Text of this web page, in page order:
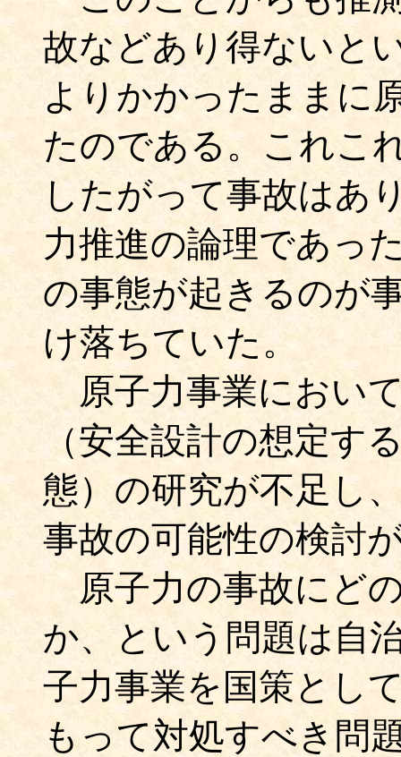
故などあり得ないと
よりかかったままに
たのである。これこ
したがって事故はあ
力推進の論理であっ
の事態が起きるのが
け落ちていた。
原子力事業におい
（安全設計の想定す
態）の研究が不足し
事故の可能性の検討
原子力の事故にど
か、という問題は自
子力事業を国策とし
もって対処すべき問